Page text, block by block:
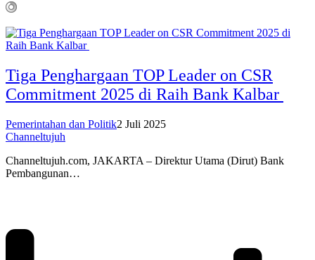
Tiga Penghargaan TOP Leader on CSR
Commitment 2025 di Raih Bank Kalbar
Pemerintahan dan Politik2 Juli 2025
Channeltujuh
Channeltujuh.com, JAKARTA – Direktur Utama (Dirut) Bank
Pembangunan…